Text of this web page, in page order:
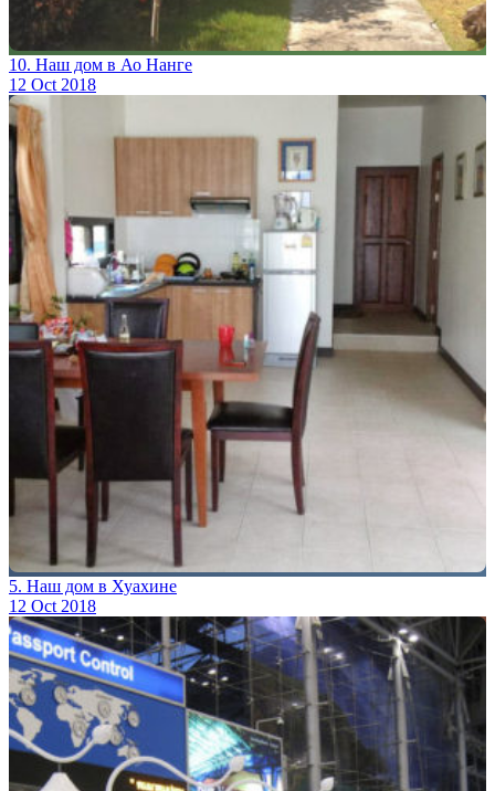
10. Наш дом в Ао Нанге
12 Oct 2018
5. Наш дом в Хуахине
12 Oct 2018